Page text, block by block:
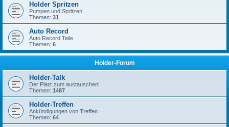
Holder Spritzen
Pumpen und Spritzen
Themen: 31
Auto Record
Auto Record Teile
Themen: 6
Holder-Forum
Holder-Talk
Der Platz zum austauschen!
Themen: 1487
Holder-Treffen
Ankündigungen von Treffen
Themen: 64